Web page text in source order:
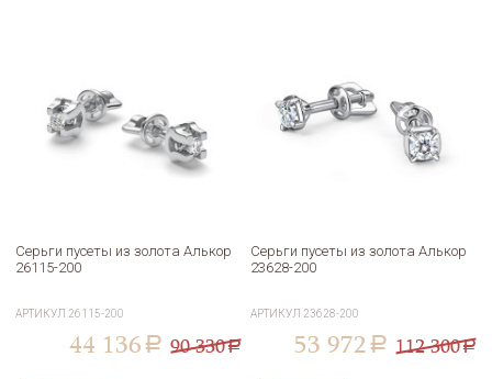
Серьги пусеты из золота Алькор
26115-200
АРТИКУЛ 26115-200
44 136 a 90 330a
Серьги пусеты из золота Алькор
23628-200
АРТИКУЛ 23628-200
53 972 a 112 300a